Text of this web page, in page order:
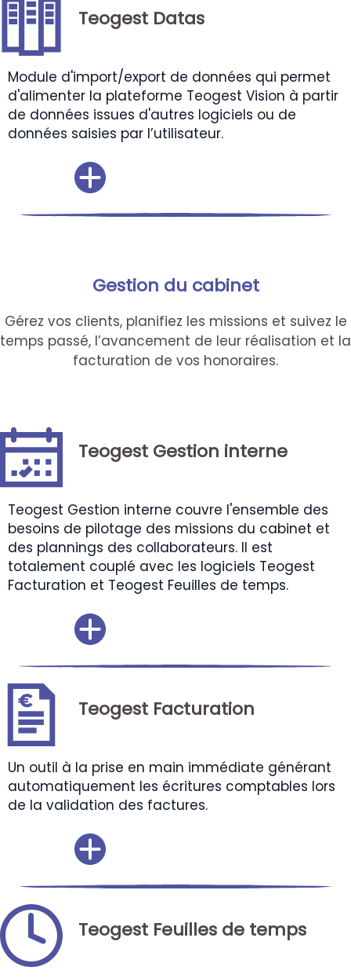
Teogest Datas
Module d'import/export de données qui permet
d'alimenter la plateforme Teogest Vision à partir
de données issues d'autres logiciels ou de
données saisies par l’utilisateur.
Gestion du cabinet
Gérez vos clients, planifiez les missions et suivez le
temps passé, l’avancement de leur réalisation et la
facturation de vos honoraires.
Teogest Gestion interne
Teogest Gestion interne couvre l'ensemble des
besoins de pilotage des missions du cabinet et
des plannings des collaborateurs. Il est
totalement couplé avec les logiciels Teogest
Facturation et Teogest Feuilles de temps.
Teogest Facturation
Un outil à la prise en main immédiate générant
automatiquement les écritures comptables lors
de la validation des factures.
Teogest Feuilles de temps